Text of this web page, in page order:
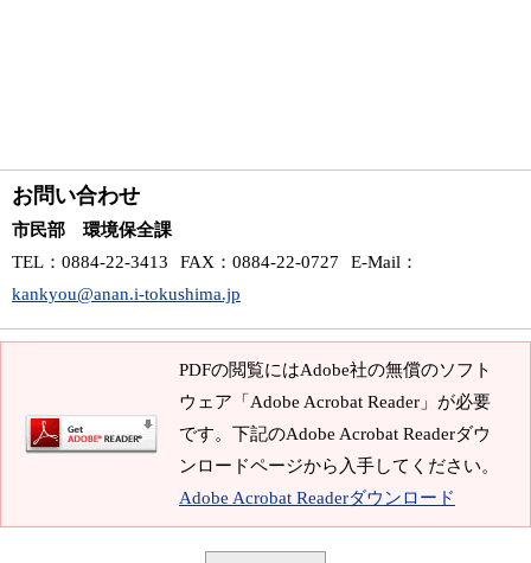
お問い合わせ
市民部 環境保全課
TEL ：0884-22-3413 FAX ：0884-22-0727 E-Mail ：
kankyou@anan.i-tokushima.jp
PDFの閲覧にはAdobe社の無償のソフト
ウェア「Adobe Acrobat Reader」が必要
です。下記のAdobe Acrobat Readerダウ
ンロードページから入手してください。
Adobe Acrobat Readerダウンロード